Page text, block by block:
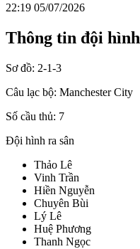
22:19 05/07/2026
Thông tin đội hình
Sơ đồ: 2-1-3
Câu lạc bộ: Manchester City
Số cầu thủ: 7
Đội hình ra sân
Thảo Lê
Vinh Trần
Hiền Nguyễn
Chuyên Bùi
Lý Lê
Huệ Phương
Thanh Ngọc